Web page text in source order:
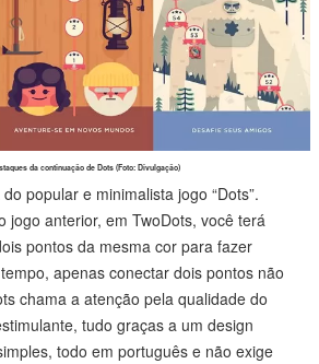
da continuação de Dots (Foto: Divulgação)
popular e minimalista jogo “Dots”.
jogo anterior, em TwoDots, você terá
pontos da mesma cor para fazer
apenas conectar dois pontos não
chama a atenção pela qualidade do
tudo graças a um design
todo em português e não exige